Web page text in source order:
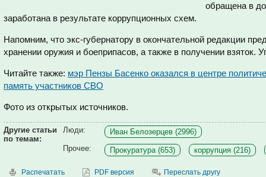
обращена в
заработана в результате коррупционных схем.
Напомним, что экс-губернатору в окончательной редакции
хранении оружия и боеприпасов, а также в получении взяток.
Читайте также: мэр Пензы Басенко оказался в центре
память участников СВО
Фото из открытых источников.
Другие статьи
по темам:
Люди:
Иван Белозерцев (2996)
Прочее:
Прокуратура (653) коррупция (216)
Распечатать PDF версия Переслать другу